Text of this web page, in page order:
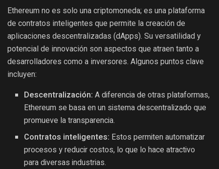
Ethereum no es solo una criptomoneda; es una plataforma
de contratos inteligentes que permite la creación de
aplicaciones descentralizadas (dApps). Su versatilidad y
potencial de innovación son aspectos que atraen tanto a
desarrolladores como a inversores. Algunos puntos clave
incluyen:
Descentralización: A diferencia de otras plataformas,
Ethereum se basa en un sistema descentralizado que
promueve la transparencia.
Contratos inteligentes: Estos permiten automatizar
procesos y reducir costos, lo que lo hace atractivo
para diversas industrias.